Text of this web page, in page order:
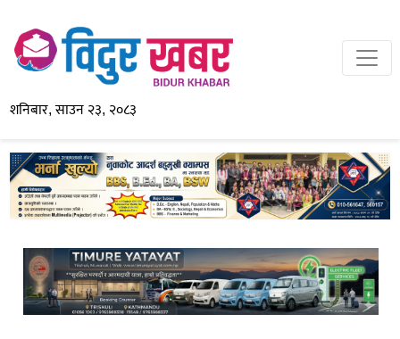
शनिबार, साउन २३, २०८३